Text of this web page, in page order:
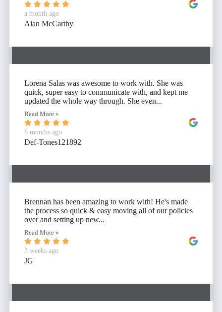
a month ago
Alan McCarthy
Lorena Salas was awesome to work with. She was
quick, super easy to communicate with, and kept me
updated the whole way through. She even...
Read More »
6 months ago
Def-Tones121892
Brennan has been amazing to work with! He's made
the process so quick & easy moving all of our policies
over and setting up new...
Read More »
3 weeks ago
JG